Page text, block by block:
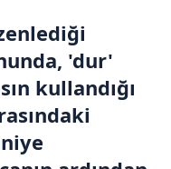
'dur'
kullandığı